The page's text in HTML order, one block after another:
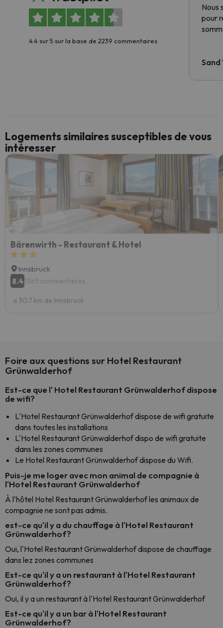
4.4 sur 5 sur la base de 2239 commentaires
Nous
pour
Sand
Logements similaires susceptibles de vous
intéresser
Bärenwirth - Restaurant & Hotel
Innsbruck
8.41365 commentaires
a 30.7 km de Innsbruck
Foire aux questions sur Hotel Restaurant
Grünwalderhof
Est-ce que l' Hotel Restaurant Grünwalderhof dispose
de wifi?
L'Hotel Restaurant Grünwalderhof dispose de wifi gratuite
dans toutes les installations
L'Hotel Restaurant Grünwalderhof dispo de wifi gratuite
dans les zones communes
Le Hotel Restaurant Grünwalderhof dispose du Wifi.
Puis-je me loger avec mon animal de compagnie à
l'Hotel Restaurant Grünwalderhof
À l'hôtel Hotel Restaurant Grünwalderhof les animaux de
compagnie ne sont pas admis.
est-ce qu'il y a du chauffage à l'Hotel Restaurant
Grünwalderhof?
Oui, l'Hotel Restaurant Grünwalderhof dispose de chauffage
dans lez zones communes
Est-ce qu'il y a un restaurant à l'Hotel Restaurant
Grünwalderhof?
Oui, il y a un restaurant à l'Hotel Restaurant Grünwalderhof
Est-ce qu'il y a un bar à l'Hotel Restaurant
Grünwalderhof?